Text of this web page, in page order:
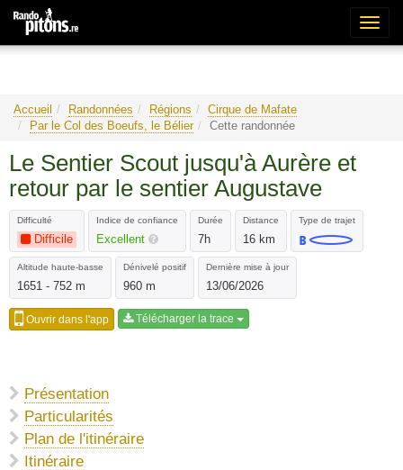
Accueil Randonnées Régions
Cirque de Mafate
Par le Col des Boeufs, le Bélier
Cette randonnée
Le Sentier Scout jusqu'à Aurère et
retour par le sentier Augustave
Difficulté
Difficile
Indice de confiance
Excellent
Durée
7h
Distance
16 km
Type de trajet
Altitude haute-basse
1651 - 752 m
Dénivelé positif
960 m
Dernière mise à jour
13/06/2026
Ouvrir dans l'app Télécharger la trace
Présentation
Particularités
Plan de l'itinéraire
Itinéraire